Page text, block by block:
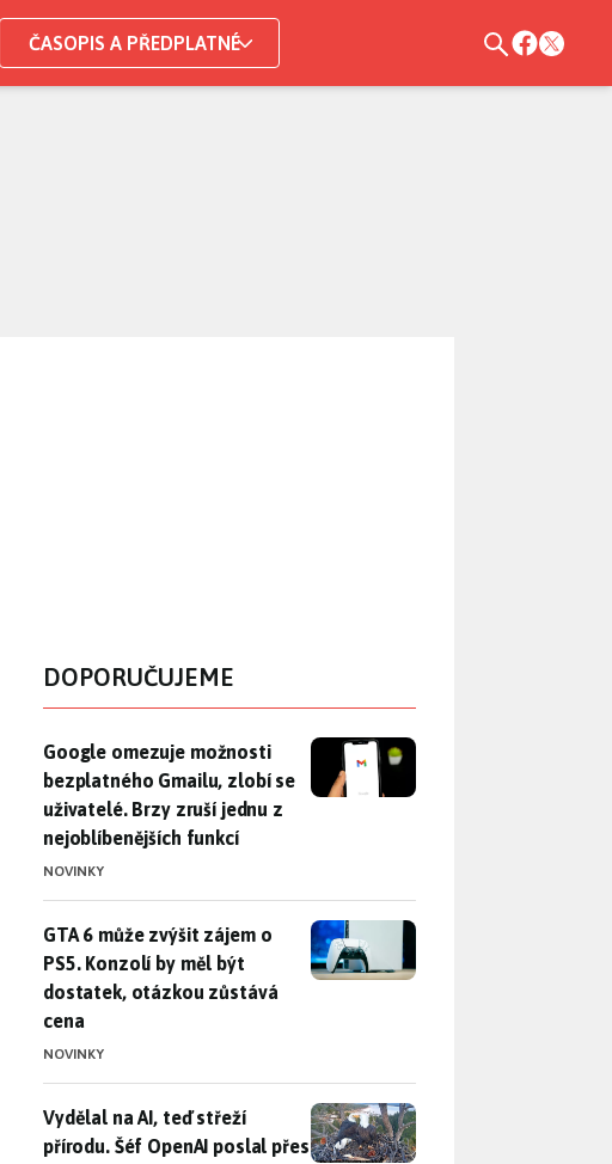
ČASOPIS A PŘEDPLATNÉ
DOPORUČUJEME
Google omezuje možnosti bezplatného Gmailu, zlobí se
Google omezuje možnosti
bezplatného Gmailu, zlobí se
uživatelé. Brzy zruší jednu z
nejoblíbenějších funkcí
NOVINKY
GTA 6 může zvýšit zájem o PS5. Konzolí by měl být dostatek,
GTA 6 může zvýšit zájem o
PS5. Konzolí by měl být
dostatek, otázkou zůstává
cena
NOVINKY
Vydělal na AI, teď střeží přírodu. Šéf OpenAI poslal přes 100
Vydělal na AI, teď střeží
přírodu. Šéf OpenAI poslal přes